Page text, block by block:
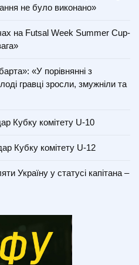
не було виконано»
на Futsal Week Summer Cup-
«У порівнянні з
гравці зросли, змужніли та
Кубку комітету U-10
Кубку комітету U-12
Україну у статусі капітана –